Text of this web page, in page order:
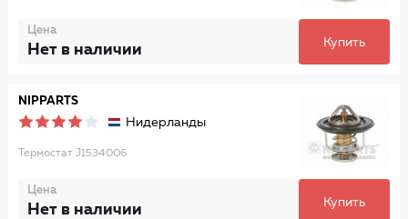
Цена
Нет в наличии Купить
NIPPARTS
Нидерланды
Термостат J1534006
Цена
Нет в наличии Купить